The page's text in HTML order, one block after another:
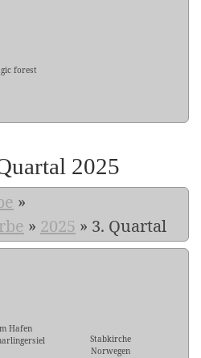
forest
2025
»
» 2025 » 3. Quartal
Hafen
Stabkirche
Norwegen